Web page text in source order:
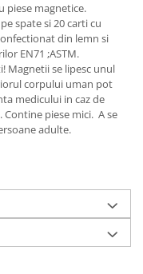
piese magnetice.
spate si 20 carti cu
din lemn si
EN71 ;ASTM.
Magnetii se lipesc unul
corpului uman pot
medicului in caz de
piese mici. A se
adulte.